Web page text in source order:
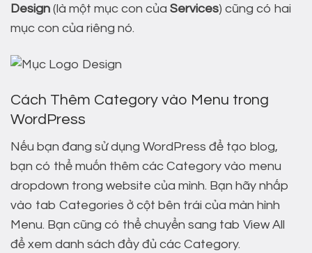
Design (là một mục con của Services) cũng có hai
mục con của riêng nó.
Cách Thêm Category vào Menu trong
WordPress
Nếu bạn đang sử dụng WordPress để tạo blog,
bạn có thể muốn thêm các Category vào menu
dropdown trong website của mình. Bạn hãy nhấp
vào tab Categories ở cột bên trái của màn hình
Menu. Bạn cũng có thể chuyển sang tab View All
để xem danh sách đầy đủ các Category.